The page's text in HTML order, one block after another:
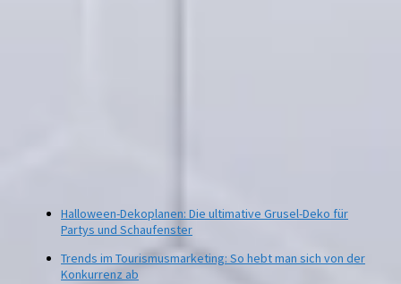
Halloween-Dekoplanen: Die ultimative Grusel-Deko für
Partys und Schaufenster
Trends im Tourismusmarketing: So hebt man sich von der
Konkurrenz ab